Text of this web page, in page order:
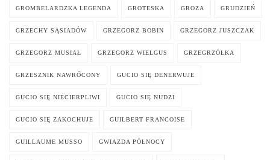
GROMBELARDZKA LEGENDA GROTESKA GROZA GRUDZIEŃ
GRZECHY SĄSIADÓW GRZEGORZ BOBIN GRZEGORZ JUSZCZAK
GRZEGORZ MUSIAŁ GRZEGORZ WIELGUS GRZEGRZÓŁKA
GRZESZNIK NAWRÓCONY GUCIO SIĘ DENERWUJE
GUCIO SIĘ NIECIERPLIWI GUCIO SIĘ NUDZI
GUCIO SIĘ ZAKOCHUJE GUILBERT FRANCOISE
GUILLAUME MUSSO GWIAZDA PÓŁNOCY